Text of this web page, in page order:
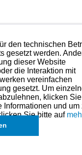
am Markt gibt.
Übersicht oder
in der übergeordneten
den technischen
gesetzt werden.
dieser Website
die Interaktion mit
vereinfachen
gesetzt. Um
klicken Sie
Informationen und um
Sie bitte auf